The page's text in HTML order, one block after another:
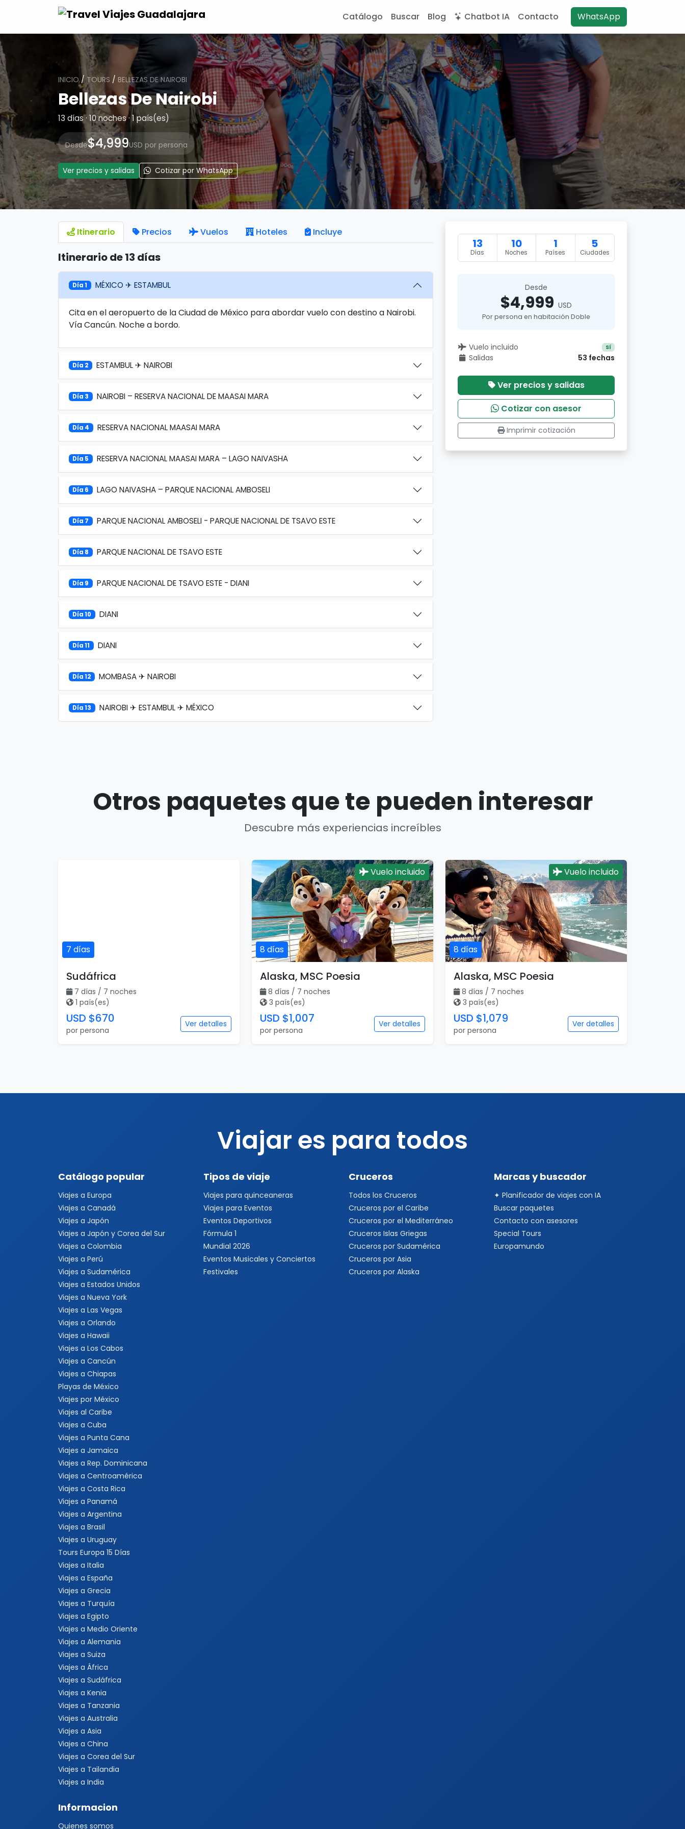
Catálogo Buscar Blog Chatbot IA Contacto WhatsApp
INICIO/ TOURS / BELLEZAS DE NAIROBI
Bellezas De Nairobi
13 días · 10 noches · 1 país(es)
Desde$4,999USD por persona
Ver precios y salidas Cotizar por WhatsApp
Itinerario Precios Vuelos Hoteles Incluye
Itinerario de 13 días
Día 1 MÉXICO ✈ ESTAMBUL
Cita en el aeropuerto de la Ciudad de México para abordar vuelo con destino a Nairobi.
Vía Cancún. Noche a bordo.
Día 2 ESTAMBUL ✈ NAIROBI
Día 3 NAIROBI – RESERVA NACIONAL DE MAASAI MARA
Día 4 RESERVA NACIONAL MAASAI MARA
Día 5 RESERVA NACIONAL MAASAI MARA – LAGO NAIVASHA
Día 6 LAGO NAIVASHA – PARQUE NACIONAL AMBOSELI
Día 7 PARQUE NACIONAL AMBOSELI - PARQUE NACIONAL DE TSAVO ESTE
Día 8 PARQUE NACIONAL DE TSAVO ESTE
Día 9 PARQUE NACIONAL DE TSAVO ESTE - DIANI
Día 10 DIANI
Día 11 DIANI
Día 12 MOMBASA ✈ NAIROBI
Día 13 NAIROBI ✈ ESTAMBUL ✈ MÉXICO
13
Días
10
Noches
1
Países
5
Ciudades
Desde
$4,999 USD
Por persona en habitación Doble
Vuelo incluido Sí
Salidas 53 fechas
Ver precios y salidas
Cotizar con asesor
Imprimir cotización
Otros paquetes que te pueden interesar
Descubre más experiencias increíbles
7 días
Sudáfrica
7 días / 7 noches
1 país(es)
USD $670
por persona
Ver detalles
8 días
Vuelo incluido
Alaska, MSC Poesia
8 días / 7 noches
3 país(es)
USD $1,007
por persona
Ver detalles
8 días
Vuelo incluido
Alaska, MSC Poesia
8 días / 7 noches
3 país(es)
USD $1,079
por persona
Ver detalles
Viajar es para todos
Catálogo popular
Viajes a Europa
Viajes a Canadá
Viajes a Japón
Viajes a Japón y Corea del Sur
Viajes a Colombia
Viajes a Perú
Viajes a Sudamérica
Viajes a Estados Unidos
Viajes a Nueva York
Viajes a Las Vegas
Viajes a Orlando
Viajes a Hawaii
Viajes a Los Cabos
Viajes a Cancún
Viajes a Chiapas
Playas de México
Viajes por México
Viajes al Caribe
Viajes a Cuba
Viajes a Punta Cana
Viajes a Jamaica
Viajes a Rep. Dominicana
Viajes a Centroamérica
Viajes a Costa Rica
Viajes a Panamá
Viajes a Argentina
Viajes a Brasil
Viajes a Uruguay
Tours Europa 15 Días
Viajes a Italia
Viajes a España
Viajes a Grecia
Viajes a Turquía
Viajes a Egipto
Viajes a Medio Oriente
Viajes a Alemania
Viajes a Suiza
Viajes a África
Viajes a Sudáfrica
Viajes a Kenia
Viajes a Tanzania
Viajes a Australia
Viajes a Asia
Viajes a China
Viajes a Corea del Sur
Viajes a Tailandia
Viajes a India
Tipos de viaje
Viajes para quinceaneras
Viajes para Eventos
Eventos Deportivos
Fórmula 1
Mundial 2026
Eventos Musicales y Conciertos
Festivales
Cruceros
Todos los Cruceros
Cruceros por el Caribe
Cruceros por el Mediterráneo
Cruceros Islas Griegas
Cruceros por Sudamérica
Cruceros por Asia
Cruceros por Alaska
Marcas y buscador
✦ Planificador de viajes con IA
Buscar paquetes
Contacto con asesores
Special Tours
Europamundo
Informacion
Quienes somos